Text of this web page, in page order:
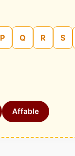
P Q R S
Affable